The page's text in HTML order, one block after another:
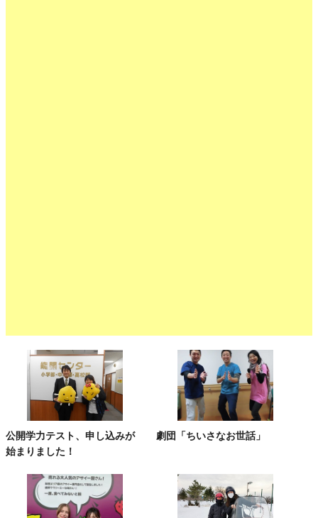
公開学力テスト、申し込みが
始まりました！
劇団「ちいさなお世話」